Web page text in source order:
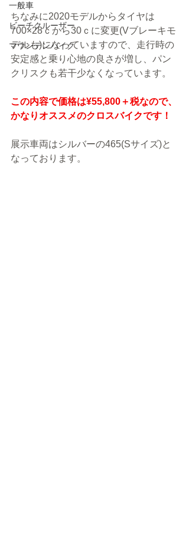
一般車
ビーチクルーザー
マウンテンバイク
ちなみに2020モデルからタイヤは
700×28ｃから30ｃに変更(Vブレーキモ
デルも)になっていますので、走行時の
安定感と乗り心地の良さが増し、パン
クリスクも若干少なくなっています。
この内容で価格は¥55,800＋税なので、
かなりオススメのクロスバイクです！
展示車両はシルバーの465(Sサイズ)と
なっております。